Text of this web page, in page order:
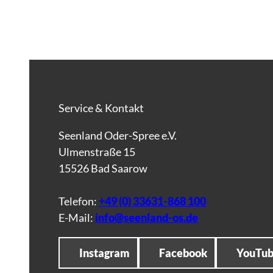
Service & Kontakt
Seenland Oder-Spree e.V.
Ulmenstraße 15
15526 Bad Saarow
Telefon:+49 (0) 33631-868 100
E-Mail: info@seenland-os.de
Instagram Facebook